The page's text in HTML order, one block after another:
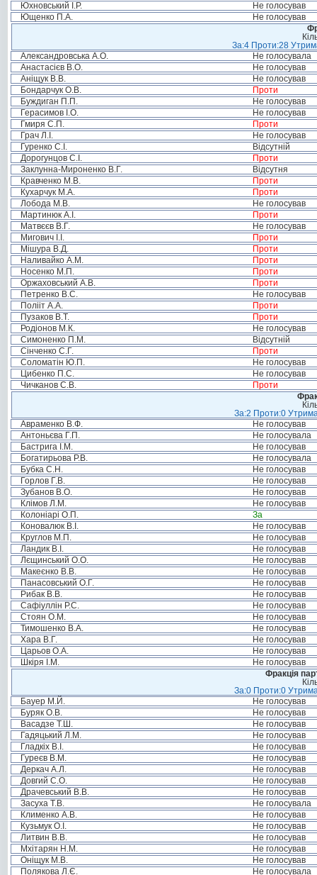
Юхновський І.Р.
Не голосував
Ющенко П.А.
Не голосував
За:4 Проти:28
Александровська А.О.
Не голосувала
Анастасієв В.О.
Не голосував
Аніщук В.В.
Не голосував
Бондарчук О.В.
Проти
Буждиган П.П.
Не голосував
Герасимов І.О.
Не голосував
Гмиря С.П.
Проти
Грач Л.І.
Не голосував
Гуренко С.І.
Відсутній
Дорогунцов С.І.
Проти
Заклунна-Мироненко В.Г.
Відсутня
Кравченко М.В.
Проти
Кухарчук М.А.
Проти
Лобода М.В.
Не голосував
Мартинюк А.І.
Проти
Матвєєв В.Г.
Не голосував
Мигович І.І.
Проти
Мішура В.Д.
Проти
Наливайко А.М.
Проти
Носенко М.П.
Проти
Оржаховський А.В.
Проти
Петренко В.С.
Не голосував
Полііт А.А.
Проти
Пузаков В.Т.
Проти
Родіонов М.К.
Не голосував
Симоненко П.М.
Відсутній
Сінченко С.Г.
Проти
Соломатін Ю.П.
Не голосував
Цибенко П.С.
Не голосував
Чичканов С.В.
Проти
За:2 Проти:0
Авраменко В.Ф.
Не голосував
Антоньєва Г.П.
Не голосувала
Бастрига І.М.
Не голосував
Богатирьова Р.В.
Не голосувала
Бубка С.Н.
Не голосував
Горлов Г.В.
Не голосував
Зубанов В.О.
Не голосував
Клімов Л.М.
Не голосував
Колоніарі О.П.
За
Коновалюк В.І.
Не голосував
Круглов М.П.
Не голосував
Ландик В.І.
Не голосував
Лєщинський О.О.
Не голосував
Макеєнко В.В.
Не голосував
Панасовський О.Г.
Не голосував
Рибак В.В.
Не голосував
Сафіуллін Р.С.
Не голосував
Стоян О.М.
Не голосував
Тимошенко В.А.
Не голосував
Хара В.Г.
Не голосував
Царьов О.А.
Не голосував
Шкіря І.М.
Не голосував
Фракція
За:0 Проти:0
Бауер М.Й.
Не голосував
Буряк О.В.
Не голосував
Васадзе Т.Ш.
Не голосував
Гадяцький Л.М.
Не голосував
Гладкіх В.І.
Не голосував
Гуреєв В.М.
Не голосував
Деркач А.Л.
Не голосував
Довгий С.О.
Не голосував
Драчевський В.В.
Не голосував
Засуха Т.В.
Не голосувала
Клименко А.В.
Не голосував
Кузьмук О.І.
Не голосував
Литвин В.В.
Не голосував
Мхітарян Н.М.
Не голосував
Оніщук М.В.
Не голосував
Полякова Л.Є.
Не голосувала